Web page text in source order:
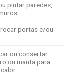
pintar paredes,
portas e/ou
ou consertar
ou manta para